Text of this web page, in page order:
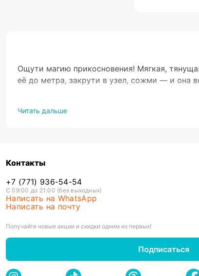
Ощути магию прикосновения! Мягкая,
её до метра, закрути в узел, сожми — и она
Безопасные материалы
Читать дальше
Контакты
+7 (771) 936-54-54
С 09:00 до 21:00 (без выходных)
Написать на WhatsApp
Написать на почту
Получайте новые акции и скидки одним из первых!
Подписаться